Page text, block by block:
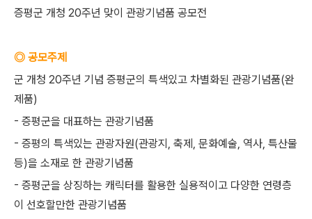
증평군 개청 20주년 맞이 관광기념품 공모전
◎ 공모주제
군 개청 20주년 기념 증평군의 특색있고 차별화된 관광기념품(완
제품)
- 증평군을 대표하는 관광기념품
- 증평의 특색있는 관광자원(관광지, 축제, 문화예술, 역사, 특산물
등)을 소재로 한 관광기념품
- 증평군을 상징하는 캐릭터를 활용한 실용적이고 다양한 연령층
이 선호할만한 관광기념품